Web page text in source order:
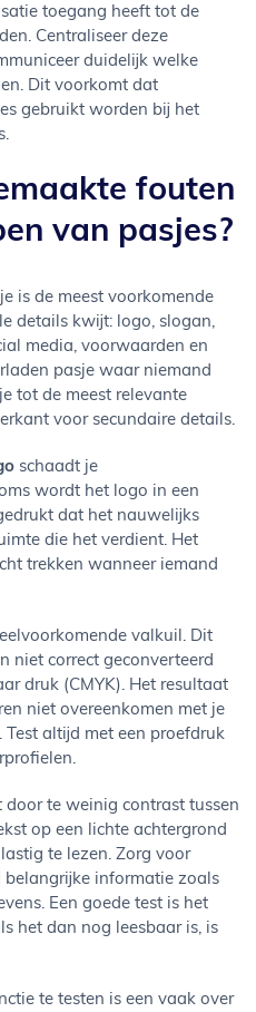
toegang heeft tot de
Centraliseer deze
duidelijk welke
Dit voorkomt dat
gebruikt worden bij het
fouten
van pasjes?
is de meest voorkomende
details kwijt: logo, slogan,
media, voorwaarden en
pasje waar niemand
tot de meest relevante
voor secundaire details.
schaadt je
wordt het logo in een
dat het nauwelijks
die het verdient. Het
trekken wanneer iemand
valkuil. Dit
niet correct geconverteerd
druk (CMYK). Het resultaat
niet overeenkomen met je
altijd met een proefdruk
door te weinig contrast tussen
op een lichte achtergrond
te lezen. Zorg voor
informatie zoals
Een goede test is het
het dan nog leesbaar is, is
te testen is een vaak over